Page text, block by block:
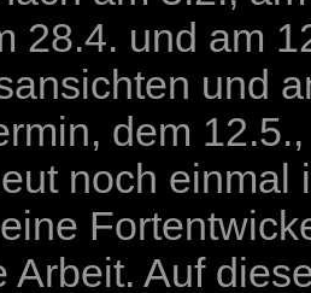
28.4. und am
und
dem
noch einmal
Arbeit. Auf